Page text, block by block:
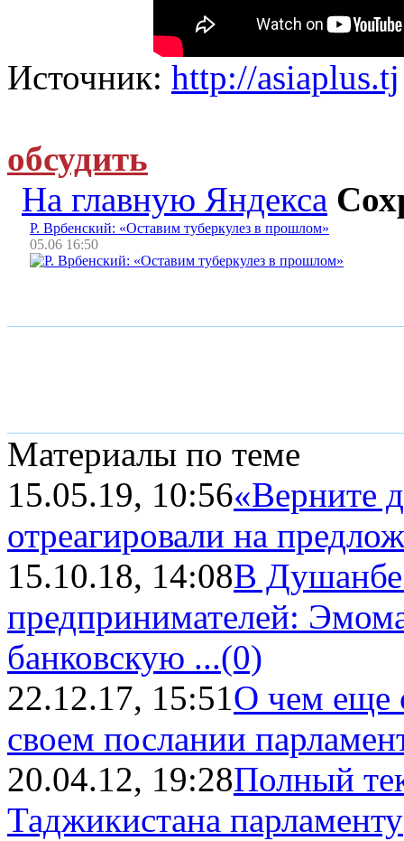
Источник: http://asiaplus.tj
обсудить
На главную Яндекса
Р. Врбенский: «Оставим туберкулез в прошлом»
05.06 16:50
Материалы по теме
15.05.19, 10:56«Верните
отреагировали на
15.10.18, 14:08В
предпринимателей:
банковскую ...(0)
22.12.17, 15:51О чем еще
своем послании
20.04.12, 19:28Полный
Таджикистана парламенту